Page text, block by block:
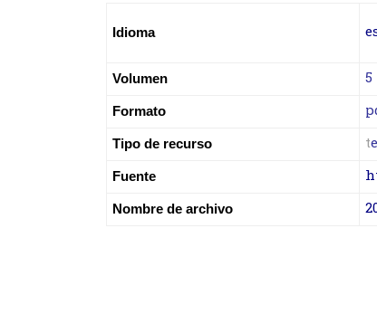
Idioma
Volumen 5
Formato
Tipo de recurso t
Fuente
Nombre de archivo